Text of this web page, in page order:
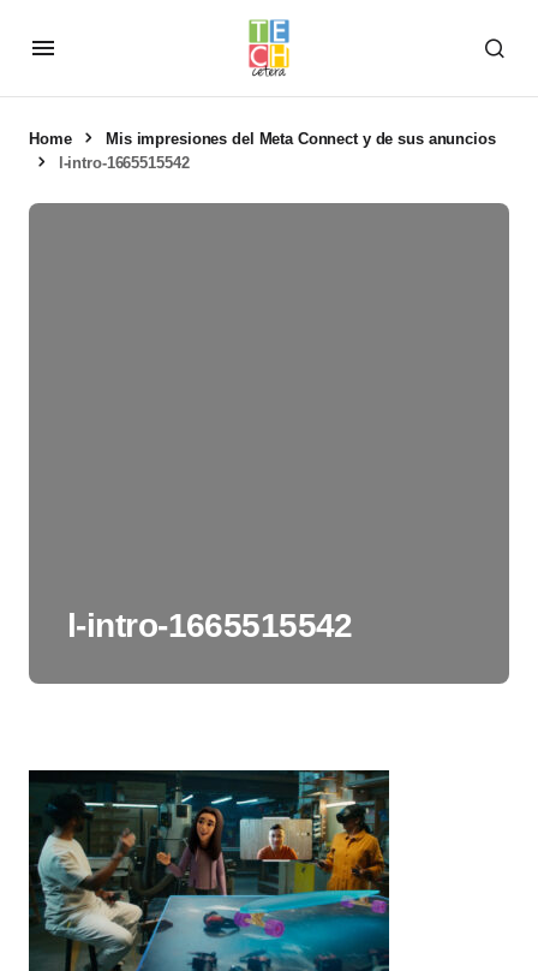
Home
Mis impresiones del Meta Connect y de sus anuncios
l-intro-1665515542
l-intro-1665515542